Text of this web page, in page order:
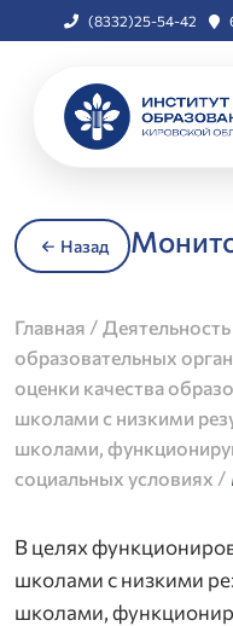
(8332)25-54-42
Назад
Главная / Деятельность
образовательных
оценки качества
школами с низкими
школами,
социальных условиях /
В целях
школами с низкими
школами,